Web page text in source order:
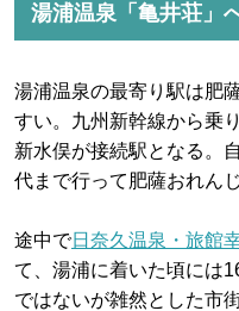
湯浦温泉「亀井荘」
湯浦温泉の最寄り駅は肥
すい。九州新幹線から乗
新水俣が接続駅となる。
代まで行って肥薩おれん
途中で日奈久温泉・旅館
て、湯浦に着いた頃には
ではないが雑然とした市